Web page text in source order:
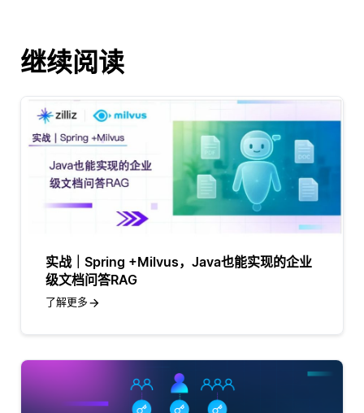
继续阅读
实战｜Spring +Milvus，Java也能实现的企业
级文档问答RAG
了解更多